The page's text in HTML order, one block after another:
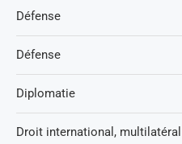
Défense
Défense
Diplomatie
Droit international, multilatéral